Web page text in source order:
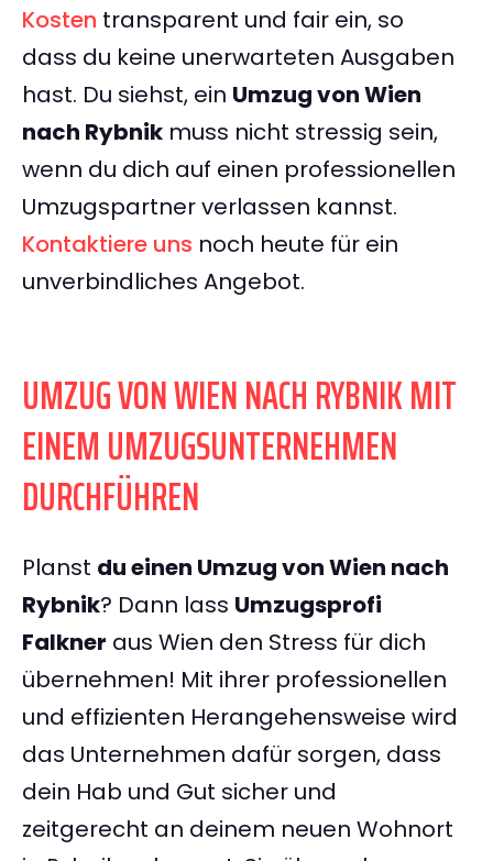
Kosten transparent und fair ein, so
dass du keine unerwarteten Ausgaben
hast. Du siehst, ein Umzug von Wien
nach Rybnik muss nicht stressig sein,
wenn du dich auf einen professionellen
Umzugspartner verlassen kannst.
Kontaktiere uns noch heute für ein
unverbindliches Angebot.
UMZUG VON WIEN NACH RYBNIK MIT
EINEM UMZUGSUNTERNEHMEN
DURCHFÜHREN
Planst du einen Umzug von Wien nach
Rybnik? Dann lass Umzugsprofi
Falkner aus Wien den Stress für dich
übernehmen! Mit ihrer professionellen
und effizienten Herangehensweise wird
das Unternehmen dafür sorgen, dass
dein Hab und Gut sicher und
zeitgerecht an deinem neuen Wohnort